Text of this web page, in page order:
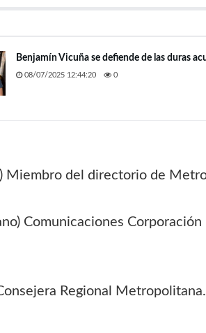
Benjamín Vicuña se defiende de las duras
08/07/2025 12:44:20 0
Miembro del directorio de
Comunicaciones
Regional Metropolitana.